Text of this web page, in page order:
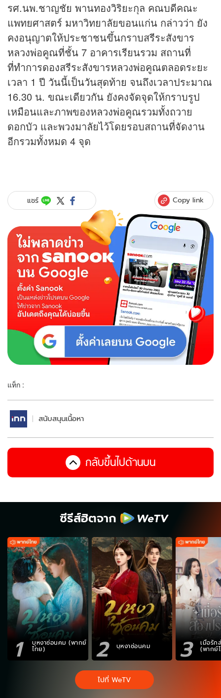
รศ.นพ.ชาญชัย พานทองวิริยะกุล คณบดีคณะ
แพทยศาสตร์ มหาวิทยาลัยขอนแก่น กล่าวว่า ยัง
คงอนุญาตให้ประชาชนขึ้นกราบสรีระสังขาร
หลวงพ่อคูณที่ชั้น 7 อาคารเรียนรวม สถานที่
ที่ทำการดองสรีระสังขารหลวงพ่อคูณตลอดระยะ
เวลา 1 ปี วันนี้เป็นวันสุดท้าย จนถึงเวลาประมาณ
16.30 น. ขณะเดียวกัน ยังคงจัดจุดให้กราบรูป
เหมือนและภาพของหลวงพ่อคูณรวมทั้งถวาย
ดอกบัว และพวงมาลัยไว้โดยรอบสถานที่จัดงาน
อีกรวมทั้งหมด 4 จุด
แชร์ Copy link
แท็ก :
สนับสนุนเนื้อหา
กลับขึ้นไปด้านบน
ซีรีส์ฮิตจาก
1 บุหงาซ่อนคม (พากย์
ไทย) 2 บุหงาซ่อนคม 3 เมื่อรัก
(พากย์
ไปที่ WeTV